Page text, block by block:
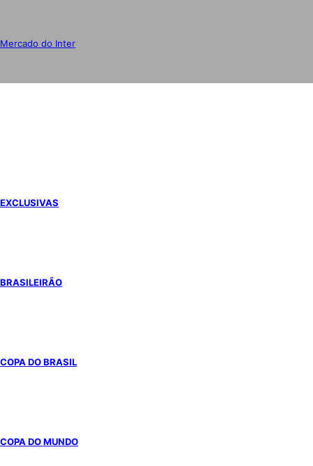
Mercado do Inter
EXCLUSIVAS
BRASILEIRÃO
COPA DO BRASIL
COPA DO MUNDO